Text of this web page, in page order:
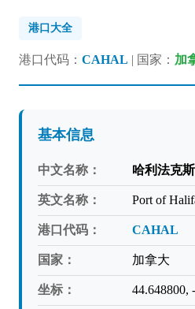
港口大全
港口代码： CAHAL | 国家： 加
基本信息
中文名称： 哈利法克
英文名称： Port of
港口代码： CAHAL
国家： 加拿大
坐标： 44.648800,